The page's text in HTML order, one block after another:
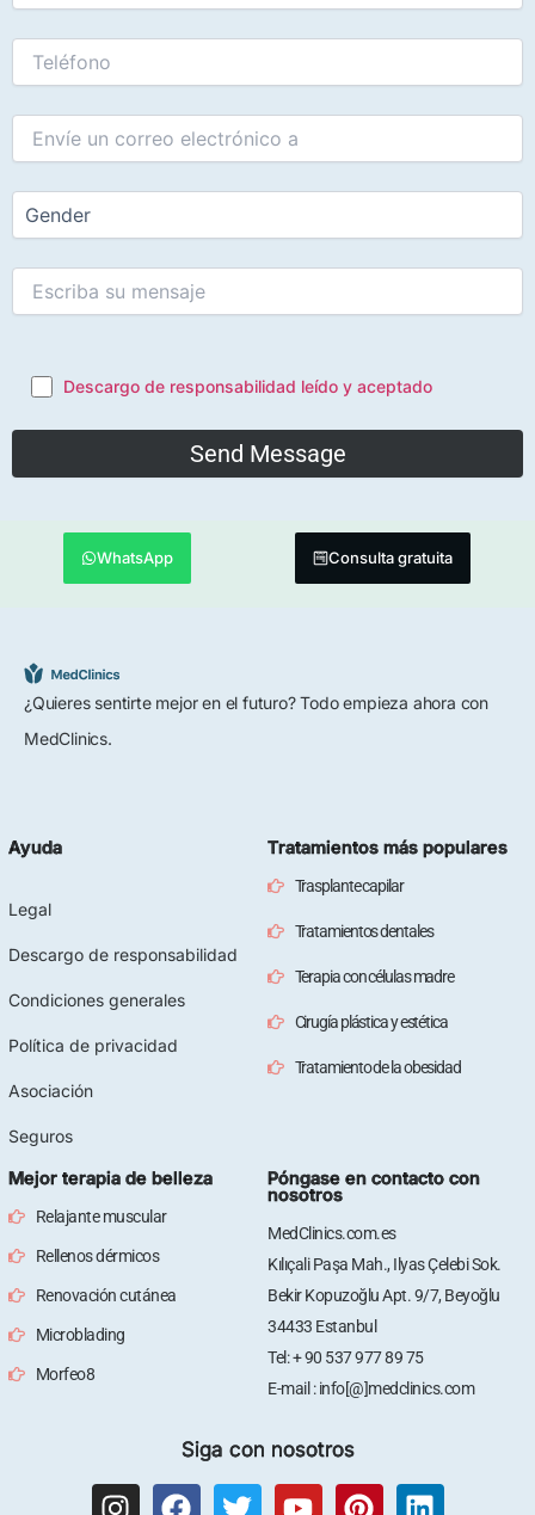
Descargo de responsabilidad leído y aceptado
WhatsApp Consulta gratuita
¿Quieres sentirte mejor en el futuro? Todo empieza ahora con
MedClinics.
Ayuda
Legal
Descargo de responsabilidad
Condiciones generales
Política de privacidad
Asociación
Seguros
Tratamientos más populares
Trasplante capilar
Tratamientos dentales
Terapia con células madre
Cirugía plástica y estética
Tratamiento de la obesidad
Mejor terapia de belleza
Relajante muscular
Rellenos dérmicos
Renovación cutánea
Microblading
Morfeo8
Póngase en contacto con
nosotros
MedClinics.com.es
Kılıçali Paşa Mah., Ilyas Çelebi Sok.
Bekir Kopuzoğlu Apt. 9/7, Beyoğlu
34433 Estanbul
Tel: + 90 537 977 89 75
E-mail : info[@]medclinics.com
Siga con nosotros
I
F
T
Y
P
L